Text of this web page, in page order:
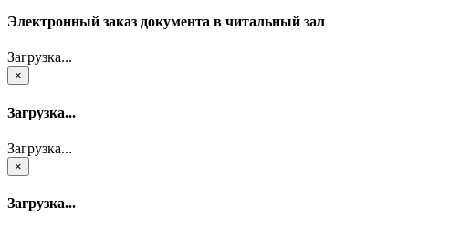
Электронный заказ документа в читальный зал
Загрузка...
×
Загрузка...
Загрузка...
×
Загрузка...